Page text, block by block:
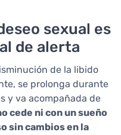
sexual es
de alerta
de la libido
se prolonga durante
y va acompañada de
cede ni con un sueño
sin cambios en la